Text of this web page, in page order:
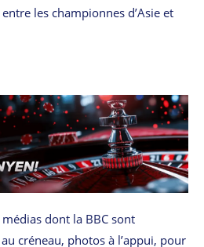
les championnes d’Asie et
dont la BBC sont
créneau, photos à l’appui, pour